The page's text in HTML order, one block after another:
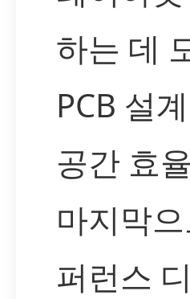
하는 데
PCB 설
공간 효
마지막
퍼런스